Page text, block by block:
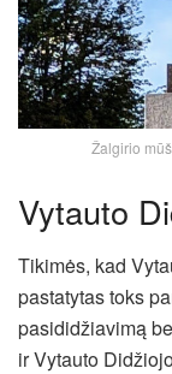
Žalgirio
Vytauto
Tikimės, kad
pastatytas toks
pasididžiavimą
ir Vytauto